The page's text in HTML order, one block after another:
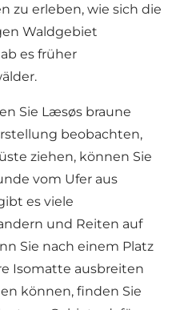
zu erleben, wie sich die
Waldgebiet
es früher
Sie Læsøs braune
beobachten,
ziehen, können Sie
vom Ufer aus
es viele
und Reiten auf
Sie nach einem Platz
Isomatte ausbreiten
können, finden Sie